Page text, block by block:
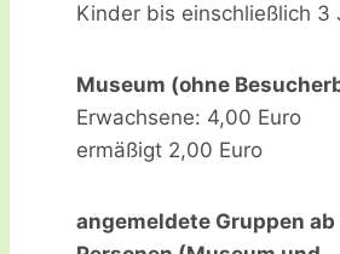
Kinder bis einschließlich 3
Museum (ohne
Erwachsene: 4,00 Euro
ermäßigt 2,00 Euro
angemeldete Gruppen ab